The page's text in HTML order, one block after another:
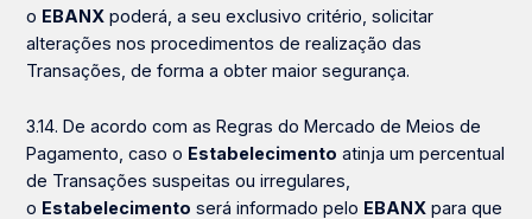
o EBANX poderá, a seu exclusivo critério, solicitar
alterações nos procedimentos de realização das
Transações, de forma a obter maior segurança.
3.14. De acordo com as Regras do Mercado de Meios de
Pagamento, caso o Estabelecimento atinja um percentual
de Transações suspeitas ou irregulares,
o Estabelecimento será informado pelo EBANX para que